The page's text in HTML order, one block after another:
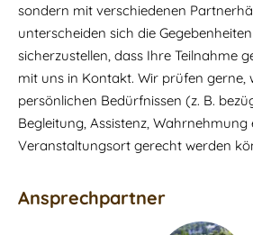
sondern mit verschiedenen
unterscheiden sich die
sicherzustellen, dass Ihre Teilnahme
mit uns in Kontakt. Wir prüfen gerne,
persönlichen Bedürfnissen (z. B.
Begleitung, Assistenz, Wahrnehmung
Veranstaltungsort gerecht werden
Ansprechpartner